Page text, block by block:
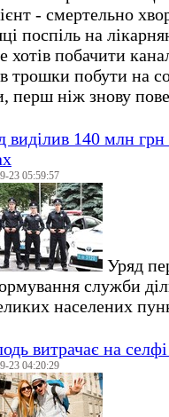
- смертельно
поспіль на
хотів побачити
трошки побути на
перш ніж знову
виділив 140 млн
23 05:59:57
Уряд
служби
населених
витрачає на
23 04:20:29